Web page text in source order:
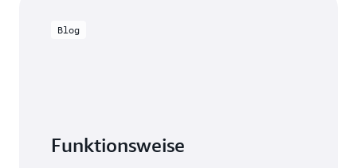
Blog
Funktionsweise